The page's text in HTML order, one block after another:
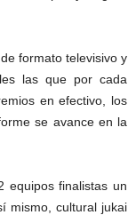
formato televisivo y
las que por cada
en efectivo, los
se avance en la
equipos finalistas un
mismo, cultural jukai